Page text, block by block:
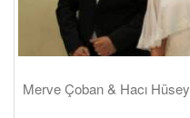
Merve Çoban & Hacı